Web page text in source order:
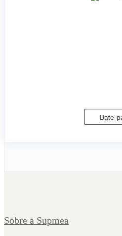
Bate-
Sobre a Supmea